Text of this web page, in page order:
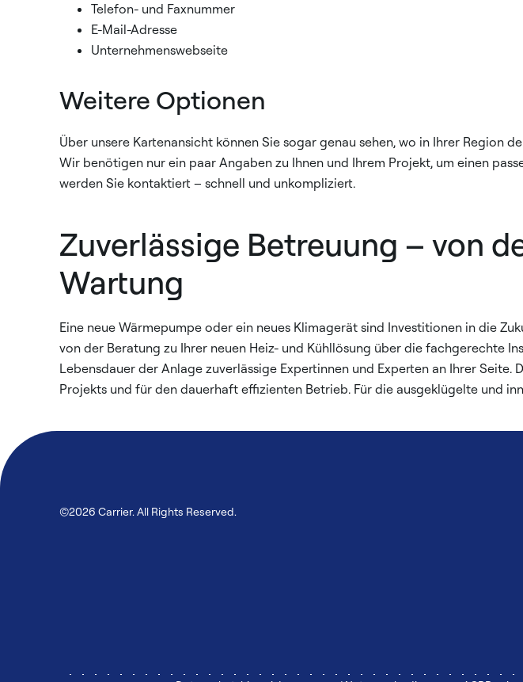
Telefon- und Faxnummer
E-Mail-Adresse
Unternehmenswebseite
Weitere Optionen
Über unsere Kartenansicht können Sie sogar genau sehen, wo in Ihrer Region
Wir benötigen nur ein paar Angaben zu Ihnen und Ihrem Projekt, um einen
werden Sie kontaktiert – schnell und unkompliziert.
Zuverlässige Betreuung – von
Wartung
Eine neue Wärmepumpe oder ein neues Klimagerät sind Investitionen in die
von der Beratung zu Ihrer neuen Heiz- und Kühllösung über die fachgerechte
Lebensdauer der Anlage zuverlässige Expertinnen und Experten an Ihrer
Projekts und für den dauerhaft effizienten Betrieb. Für die ausgeklügelte und
©2026 Carrier. All Rights Reserved.